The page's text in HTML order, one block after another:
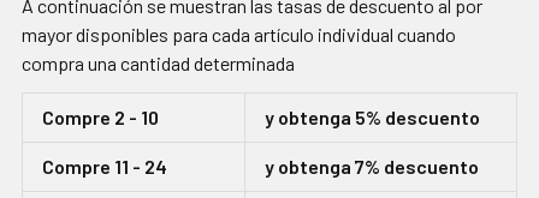
A continuación se muestran las tasas de descuento al por
mayor disponibles para cada artículo individual cuando
compra una cantidad determinada
Compre 2 - 10 y obtenga 5% descuento
Compre 11 - 24 y obtenga 7% descuento